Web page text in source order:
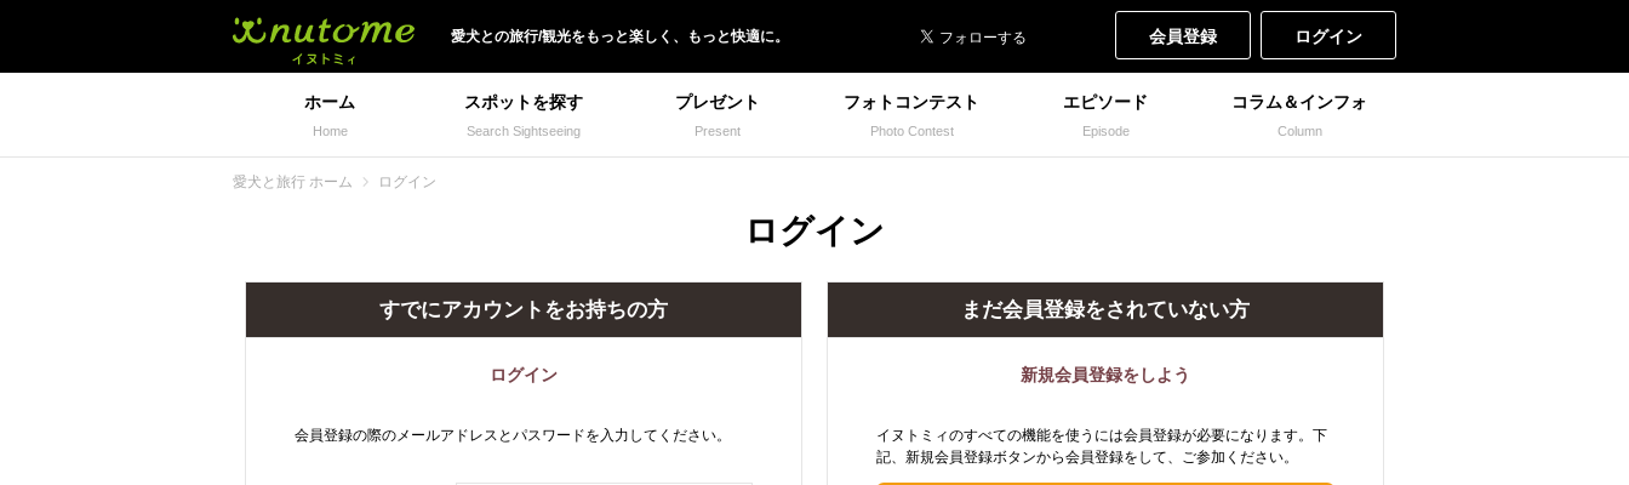
愛犬との旅行/観光をもっと楽しく、 もっと快適に。 会員登録 ログイン
ホーム
Home
スポットを探す
Search Sightseeing
プレゼント
Present
フォトコンテスト
Photo Contest
エピソード
Episode
コラム＆インフォ
Column
愛犬と旅行 ホーム ログイン
ログイン
すでにアカウントをお持ちの方
ログイン
会員登録の際のメールアドレスとパスワードを入力してください。
まだ会員登録をされていない方
新規会員登録をしよう
イヌトミィのすべての機能を使うには会員登録が必要になります。下
記、新規会員登録ボタンから会員登録をして、ご参加ください。